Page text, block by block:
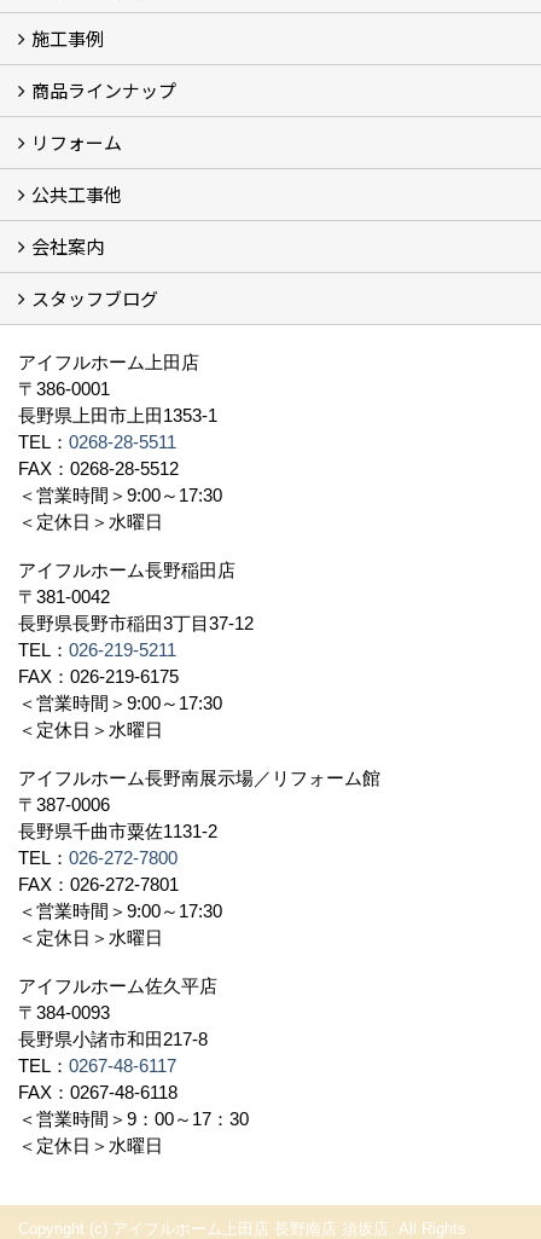
イベント予告
過去のイベント
施工事例
フォトギャラリー
モデルハウス (7)
現場レポート
完工事例
お客様の声
商品ラインナップ
商品ラインアップ一覧
FAVO（フェイボ）【自由設計】
Lodina（ロディナ）【規格住宅】
全館空調システム
リフォーム
コンセプト (2)
選ばれる理由
施工実例（フォトギャラリー）
公共工事他
建築工事 実績
土木工事 実績
一般建築(別荘)
公共工事部スタッフ紹介
会社案内
社長挨拶
会社概要
採用情報
アクセス
スタッフ紹介
スタッフブログ
資格取得一覧
プライバシーポリシー
地域貢献 (3)
スタッフブログ
アイフルホーム上田店
〒386-0001
長野県上田市上田1353-1
TEL： 0268-28-5511
FAX：0268-28-5512
＜営業時間＞9:00～17:30
＜定休日＞水曜日
アイフルホーム長野稲田店
〒381-0042
長野県長野市稲田3丁目37-12
TEL： 026-219-5211
FAX：026-219-6175
＜営業時間＞9:00～17:30
＜定休日＞水曜日
アイフルホーム長野南展示場／リフォーム館
〒387-0006
長野県千曲市粟佐1131-2
TEL： 026-272-7800
FAX：026-272-7801
＜営業時間＞9:00～17:30
＜定休日＞水曜日
アイフルホーム佐久平店
〒384-0093
長野県小諸市和田217-8
TEL： 0267-48-6117
FAX：0267-48-6118
＜営業時間＞9：00～17：30
＜定休日＞水曜日
Copyright (c) アイフルホーム上田店 長野南店 須坂店. All Rights